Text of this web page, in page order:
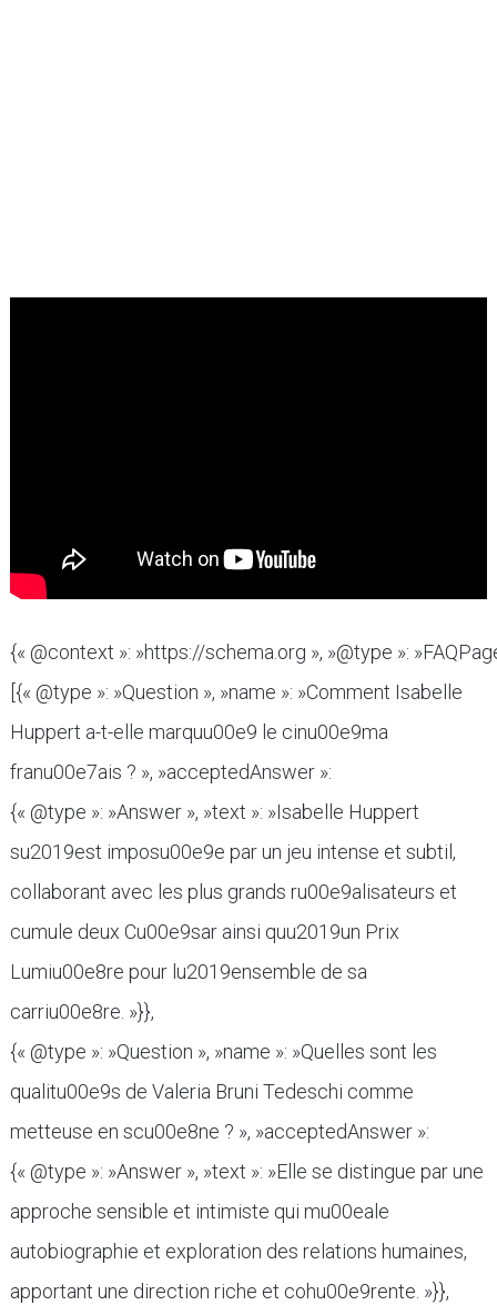
{« @context »: »https://schema.org », »@type »:
[{« @type »: »Question », »name »: »Comment Isabelle
Huppert a-t-elle marquu00e9 le cinu00e9ma
franu00e7ais ? », »acceptedAnswer »:
{« @type »: »Answer », »text »: »Isabelle Huppert
su2019est imposu00e9e par un jeu intense et subtil,
collaborant avec les plus grands ru00e9alisateurs et
cumule deux Cu00e9sar ainsi quu2019un Prix
Lumiu00e8re pour lu2019ensemble de sa
carriu00e8re. »}},
{« @type »: »Question », »name »: »Quelles sont les
qualitu00e9s de Valeria Bruni Tedeschi comme
metteuse en scu00e8ne ? », »acceptedAnswer »:
{« @type »: »Answer », »text »: »Elle se distingue par une
approche sensible et intimiste qui mu00eale
autobiographie et exploration des relations humaines,
apportant une direction riche et cohu00e9rente. »}},